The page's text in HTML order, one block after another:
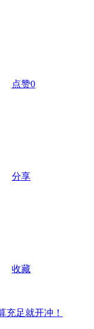
点赞0
分享
收藏
充足就开冲！